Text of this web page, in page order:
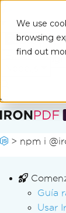
We use
browsing
find out
Saltar al pie
Docs
> npm i
Guía
Usar